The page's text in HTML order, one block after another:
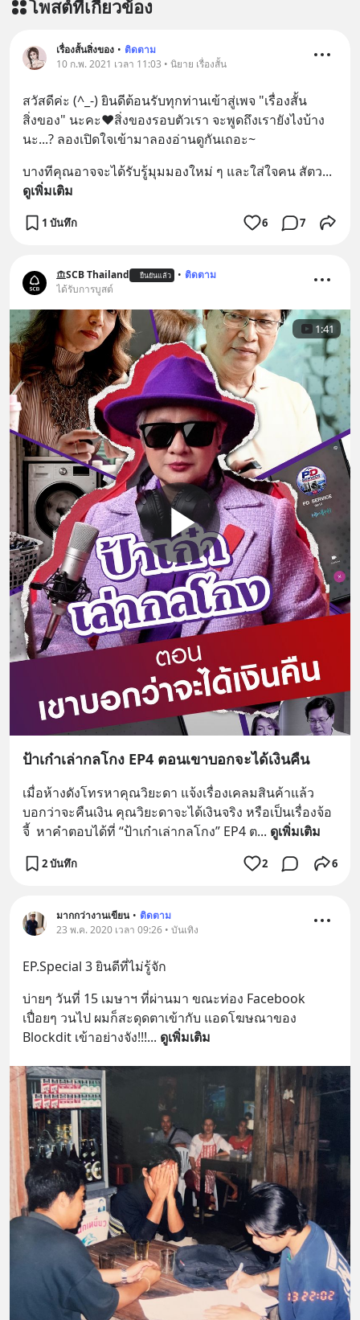
โพสต์ที่เกี่ยวข้อง
เรื่องสั้นสิ่งของ • ติดตาม
10 ก.พ. 2021 เวลา 11:03 • นิยาย เรื่องสั้น
สวัสดีค่ะ​ (^_-) ยินดีต้อนรับทุกท่านเข้าสู่เพจ "เรื่องสั้น
สิ่งของ" นะคะ​❤️สิ่งของรอบตัวเรา จะพูดถึงเรายังไงบ้าง
นะ...? ลองเปิดใจเข้ามาลองอ่านดูกันเถอะ~
บางทีคุณอาจจะได้รับรู้มุมมองใหม่ ๆ และใส่ใจคน สัตว...
ดูเพิ่มเติม
1 บันทึก 6 7
SCB Thailand ยืนยันแล้ว • ติดตาม
ได้รับการบูสต์
1:41
ป้าเก๋าเล่ากลโกง EP4 ตอนเขาบอกจะได้เงินคืน
เมื่อห้างดังโทรหาคุณวิยะดา แจ้งเรื่องเคลมสินค้าแล้ว
บอกว่าจะคืนเงิน คุณวิยะดาจะได้เงินจริง หรือเป็นเรื่องจ้อ
จี้  หาคำตอบได้ที่ “ป้าเก๋าเล่ากลโกง” EP4 ต... ดูเพิ่มเติม
2 บันทึก 2 6
มากกว่างานเขียน • ติดตาม
23 พ.ค. 2020 เวลา 09:26 • บันเทิง
EP.Special 3 ยินดีที่ไม่รู้จัก
บ่ายๆ วันที่ 15 เมษาฯ ที่ผ่านมา ขณะท่อง Facebook
เปื่อยๆ วนไป ผมก็สะดุดตาเข้ากับ แอดโฆษณาของ
Blockdit เข้าอย่างจัง!!!... ดูเพิ่มเติม